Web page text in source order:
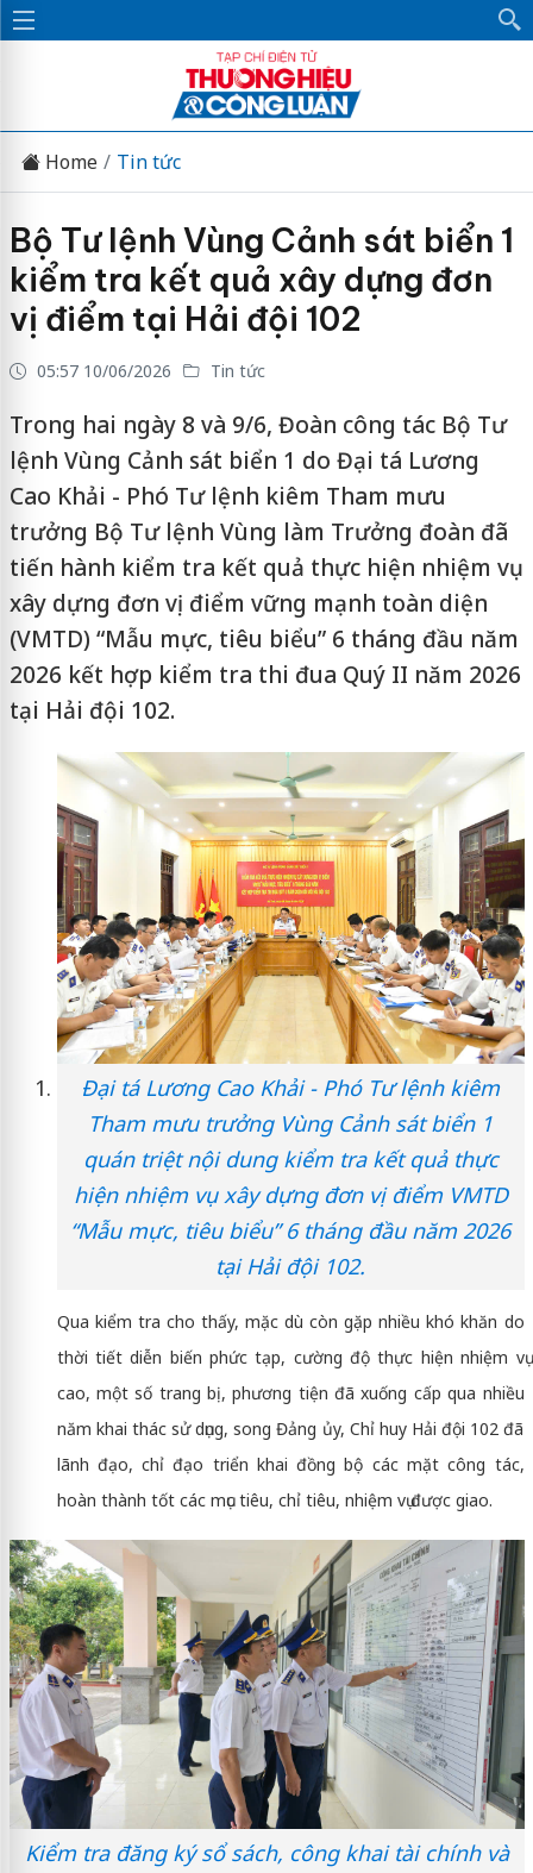
Home Tin tức
Bộ Tư lệnh Vùng Cảnh sát biển 1
kiểm tra kết quả xây dựng đơn
vị điểm tại Hải đội 102
05:57 10/06/2026 Tin tức
Trong hai ngày 8 và 9/6, Đoàn công tác Bộ Tư
lệnh Vùng Cảnh sát biển 1 do Đại tá Lương
Cao Khải - Phó Tư lệnh kiêm Tham mưu
trưởng Bộ Tư lệnh Vùng làm Trưởng đoàn đã
tiến hành kiểm tra kết quả thực hiện nhiệm vụ
xây dựng đơn vị điểm vững mạnh toàn diện
(VMTD) “Mẫu mực, tiêu biểu” 6 tháng đầu năm
2026 kết hợp kiểm tra thi đua Quý II năm 2026
tại Hải đội 102.
Đại tá Lương Cao Khải - Phó Tư lệnh kiêm
Tham mưu trưởng Vùng Cảnh sát biển 1
quán triệt nội dung kiểm tra kết quả thực
hiện nhiệm vụ xây dựng đơn vị điểm VMTD
“Mẫu mực, tiêu biểu” 6 tháng đầu năm 2026
tại Hải đội 102.
Qua kiểm tra cho thấy, mặc dù còn gặp nhiều khó khăn do
thời tiết diễn biến phức tạp, cường độ thực hiện nhiệm vụ
cao, một số trang bị, phương tiện đã xuống cấp qua nhiều
năm khai thác sử dụng, song Đảng ủy, Chỉ huy Hải đội 102 đã
lãnh đạo, chỉ đạo triển khai đồng bộ các mặt công tác,
hoàn thành tốt các mục tiêu, chỉ tiêu, nhiệm vụ được giao.
Kiểm tra đăng ký sổ sách, công khai tài chính và